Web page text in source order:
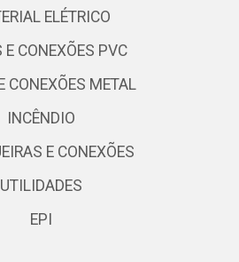
ELÉTRICO
E CONEXÕES PVC
CONEXÕES METAL
INCÊNDIO
E CONEXÕES
UTILIDADES
EPI